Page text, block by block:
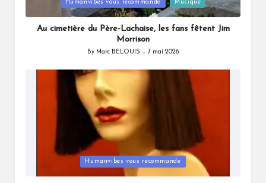
Humanvibes vous recommande Musique
Au cimetière du Père-Lachaise, les fans fêtent Jim
Morrison
Posted
By Marc BELOUIS 7 mai 2026
Humanvibes vous recommande